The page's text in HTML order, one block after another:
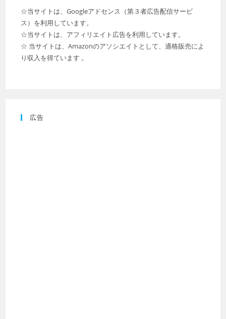
☆当サイトは、Googleアドセンス（第３者広告配信サービ
ス）を利用しています。
☆当サイトは、アフィリエイト広告を利用しています。
☆ 当サイトは、Amazonのアソシエイトとして、適格販売によ
り収入を得ています 。
広告